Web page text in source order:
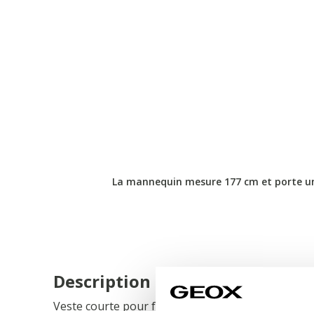
La mannequin mesure 177 cm et porte
Description
Veste courte pour femme à la coupe oversize,